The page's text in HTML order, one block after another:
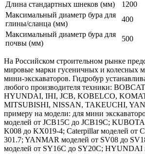
Длина стандартных шнеков (мм)
1200
Максимальный диаметр бура для
глины/сланца (мм)
400
Максимальный диаметр бура для
почвы (мм)
500
На Российском строительном рынке
мировые марки гусеничных и колесных
мини-экскаваторов. Гидробур
любого производителя техники:
HYUNDAI, IHI, JCB, KOBELCO,
MITSUBISHI, NISSAN, TAKEUCHI,
примеру на модели: для мини
моделей от JCB15C до JCB19C;
K008 до KX019-4; Caterpillar моделей от
301.7; YANMAR моделей от SV08 до
моделей от SY16C до SY20C; HYUNDAI